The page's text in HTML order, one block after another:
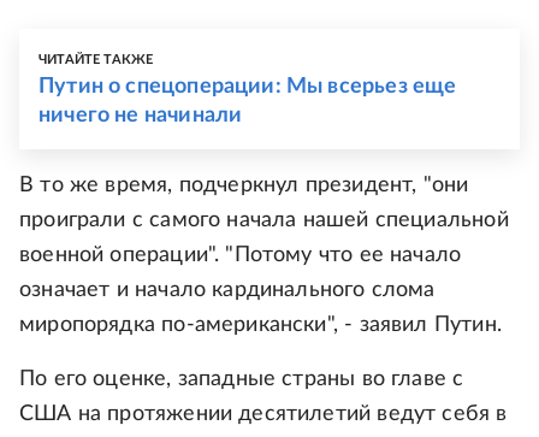
ЧИТАЙТЕ ТАКЖЕ
Путин о спецоперации: Мы всерьез еще
ничего не начинали
В то же время, подчеркнул президент, "они
проиграли с самого начала нашей специальной
военной операции". "Потому что ее начало
означает и начало кардинального слома
миропорядка по-американски", - заявил Путин.
По его оценке, западные страны во главе с
США на протяжении десятилетий ведут себя в